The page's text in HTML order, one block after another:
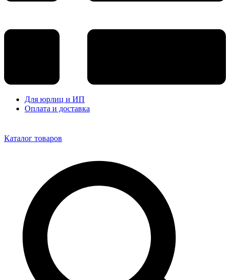
Для юрлиц и ИП
Оплата и доставка
Каталог товаров